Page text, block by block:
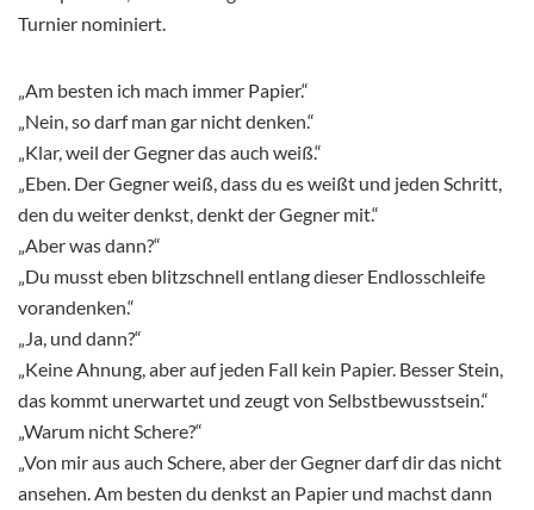
Turnier nominiert.
„Am besten ich mach immer Papier.“
„Nein, so darf man gar nicht denken.“
„Klar, weil der Gegner das auch weiß.“
„Eben. Der Gegner weiß, dass du es weißt und jeden Schritt,
den du weiter denkst, denkt der Gegner mit.“
„Aber was dann?“
„Du musst eben blitzschnell entlang dieser Endlosschleife
vorandenken.“
„Ja, und dann?“
„Keine Ahnung, aber auf jeden Fall kein Papier. Besser Stein,
das kommt unerwartet und zeugt von Selbstbewusstsein.“
„Warum nicht Schere?“
„Von mir aus auch Schere, aber der Gegner darf dir das nicht
ansehen. Am besten du denkst an Papier und machst dann